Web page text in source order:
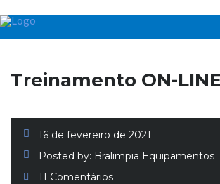
Treinamento ON-LINE
16 de fevereiro de 2021
Posted by: Bralimpia Equipamentos
11 Comentários